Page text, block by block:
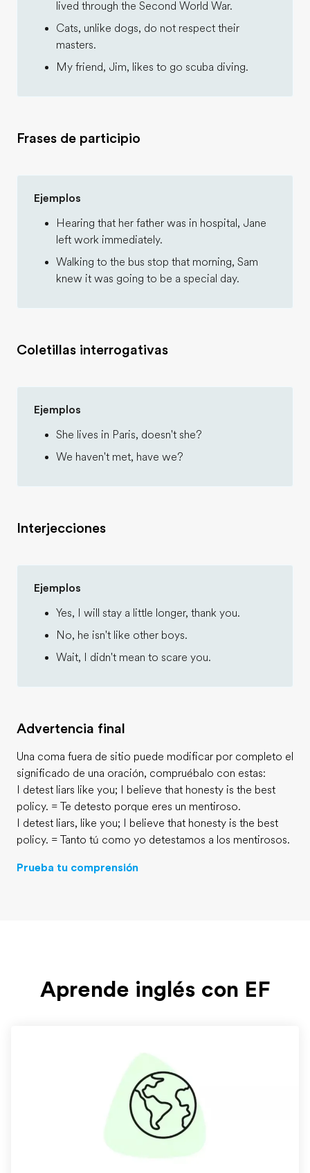
lived through the Second World War.
Cats, unlike dogs, do not respect their
masters.
My friend, Jim, likes to go scuba diving.
Frases de participio
Ejemplos
Hearing that her father was in hospital, Jane
left work immediately.
Walking to the bus stop that morning, Sam
knew it was going to be a special day.
Coletillas interrogativas
Ejemplos
She lives in Paris, doesn't she?
We haven't met, have we?
Interjecciones
Ejemplos
Yes, I will stay a little longer, thank you.
No, he isn't like other boys.
Wait, I didn't mean to scare you.
Advertencia final
Una coma fuera de sitio puede modificar por completo el
significado de una oración, compruébalo con estas:
I detest liars like you; I believe that honesty is the best
policy. = Te detesto porque eres un mentiroso.
I detest liars, like you; I believe that honesty is the best
policy. = Tanto tú como yo detestamos a los mentirosos.
Prueba tu comprensión
Aprende inglés con EF